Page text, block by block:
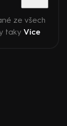
ze všech
taky Více